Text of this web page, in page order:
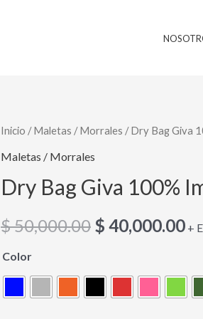
Inicio /Maletas / Morrales / Dry Bag Giva
Maletas / Morrales
Dry Bag Giva 100%
$50,000.00
El
precio
original
era:
$ 40,000.00
El
+
Color
Dry
Bag
100%
20
Lts
cantidad
$ 50,000.00.